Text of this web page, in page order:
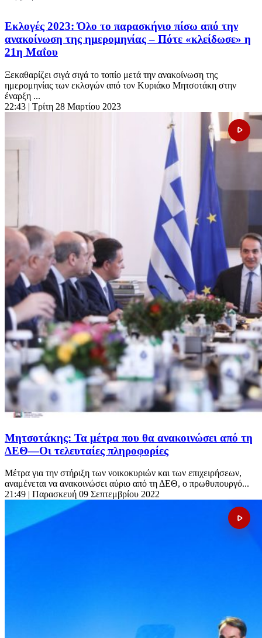
Εκλογές 2023: Όλο το παρασκήνιο πίσω από την
ανακοίνωση της ημερομηνίας – Πότε «κλείδωσε» η
21η Μαΐου
Ξεκαθαρίζει σιγά σιγά το τοπίο μετά την ανακοίνωση της
ημερομηνίας των εκλογών από τον Κυριάκο Μητσοτάκη στην
έναρξη ...
22:43 | Τρίτη 28 Μαρτίου 2023
Μητσοτάκης: Τα μέτρα που θα ανακοινώσει από τη
ΔΕΘ—Οι τελευταίες πληροφορίες
Μέτρα για την στήριξη των νοικοκυριών και των επιχειρήσεων,
αναμένεται να ανακοινώσει αύριο από τη ΔΕΘ, ο πρωθυπουργό...
21:49 | Παρασκευή 09 Σεπτεμβρίου 2022